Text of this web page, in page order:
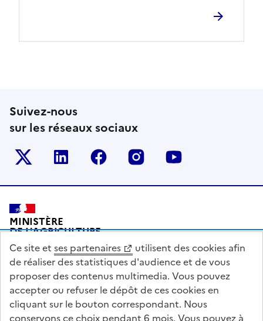
Suivez-nous
sur les réseaux sociaux
Le ministère sur Twitter
Le ministère sur LinkedIn
Le ministère sur Facebook
Le ministère sur
Pied de page
MINISTÈRE
DE L'AGRICULTURE
DE L'AGRO-ALIMENTAIRE
ET DE LA SOUVERAINETÉ
ALIMENTAIRE
Ce site et ses partenaires
utilisent des cookies afin
de réaliser des statistiques d'audience et de vous
proposer des contenus multimedia. Vous pouvez
accepter ou refuser le dépôt de ces cookies en
cliquant sur le bouton correspondant. Nous
conservons ce choix pendant 6 mois. Vous pouvez à